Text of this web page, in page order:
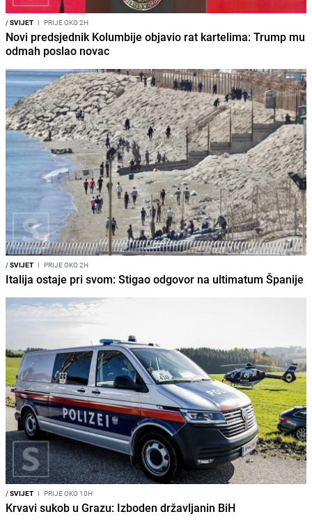
/SVIJET I PRIJE OKO 2H
Novi predsjednik Kolumbije objavio rat kartelima: Trump mu
odmah poslao novac
/SVIJET I PRIJE OKO 2H
Italija ostaje pri svom: Stigao odgovor na ultimatum Španije
/SVIJET I PRIJE OKO 10H
Krvavi sukob u Grazu: Izboden državljanin BiH